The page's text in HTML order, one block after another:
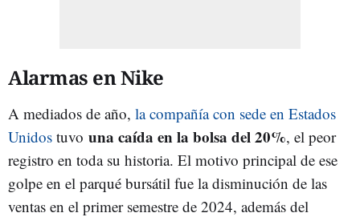
Alarmas en Nike
A mediados de año, la compañía con sede en Estados
Unidos tuvo una caída en la bolsa del 20%, el peor
registro en toda su historia. El motivo principal de ese
golpe en el parqué bursátil fue la disminución de las
ventas en el primer semestre de 2024, además del